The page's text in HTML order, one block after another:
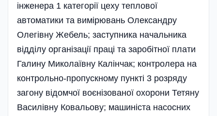
інженера 1 категорії цеху теплової
автоматики та вимірювань Олександру
Олегівну Жебель; заступника начальника
відділу організації праці та заробітної плати
Галину Миколаївну Калінчак; контролера на
контрольно-пропускному пункті 3 розряду
загону відомчої воєнізованої охорони Тетяну
Василівну Ковальову; машиніста насосних